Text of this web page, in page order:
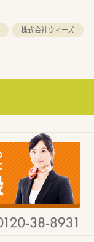
株式会社ウィーズ